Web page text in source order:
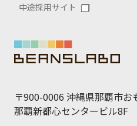
中途採用サイト
〒900-0006 沖縄県那覇市お
那覇新都心センタービル8F